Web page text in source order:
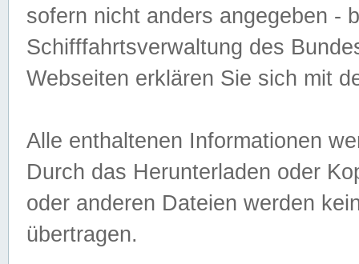
sofern nicht anders angegeben -
Schifffahrtsverwaltung des
Webseiten erklären Sie sich mit
Alle enthaltenen Informationen
Durch das Herunterladen oder
oder anderen Dateien werden
übertragen.